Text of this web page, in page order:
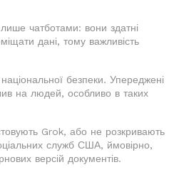
чатботами: вони здатні
дані, тому важливість
безпеки. Упереджені
на людей, особливо в таких
Grok, або не розкривають
служб США, ймовірно,
версій документів.